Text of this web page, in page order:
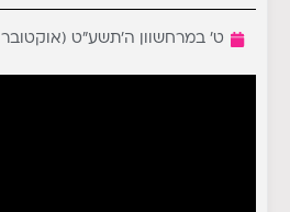
ט׳ במרחשוון ה׳תשע״ט (אוקטובר 18, 2018)